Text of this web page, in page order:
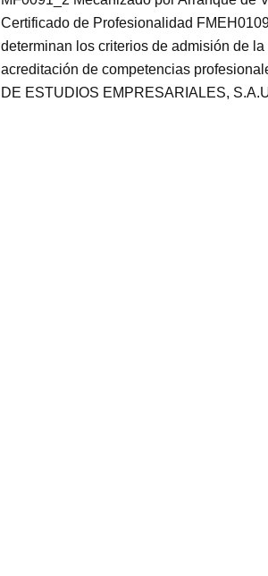
Certificado de Profesionalidad
determinan los criterios de admisión de
acreditación de competencias
DE ESTUDIOS EMPRESARIALES,